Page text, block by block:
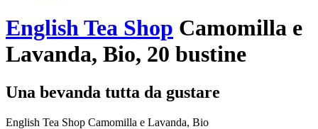
English Tea Shop Camomilla e
Lavanda, Bio, 20 bustine
Una bevanda tutta da gustare
English Tea Shop Camomilla e Lavanda, Bio